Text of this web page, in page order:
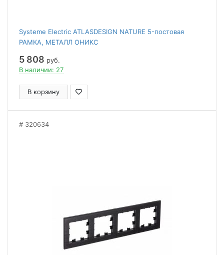
Systeme Electric ATLASDESIGN NATURE 5-постовая
РАМКА, МЕТАЛЛ ОНИКС
5 808 руб.
В наличии: 27
В корзину
320634